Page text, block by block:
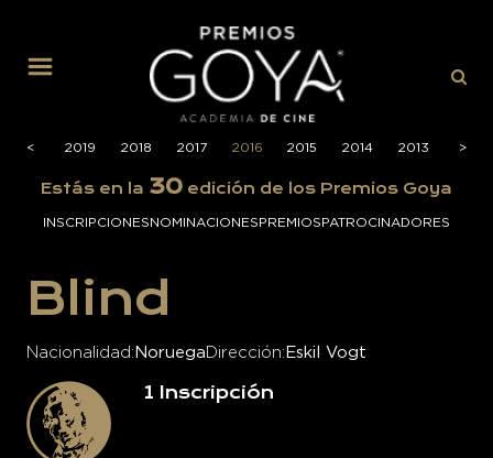
<
<
2020 2019 2018 2017 2016 2015 2014 2013 2012
>
>
Estás en la 30 edición de los Premios Goya
INSCRIPCIONESNOMINACIONESPREMIOSPATROCINADORES
Blind
Nacionalidad Noruega Dirección Eskil Vogt
1 Inscripción